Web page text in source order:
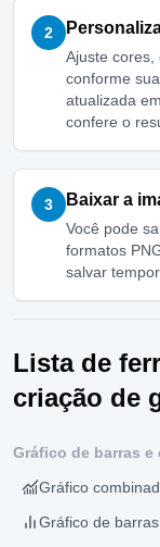
2
Ajuste cores,
conforme
atualizada
confere o
3 Baixar a
Você pode
formatos
salvar
Lista de
criação de
Gráfico de barras e
Gráfico
Gráfico de barras